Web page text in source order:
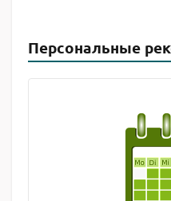
Персональные